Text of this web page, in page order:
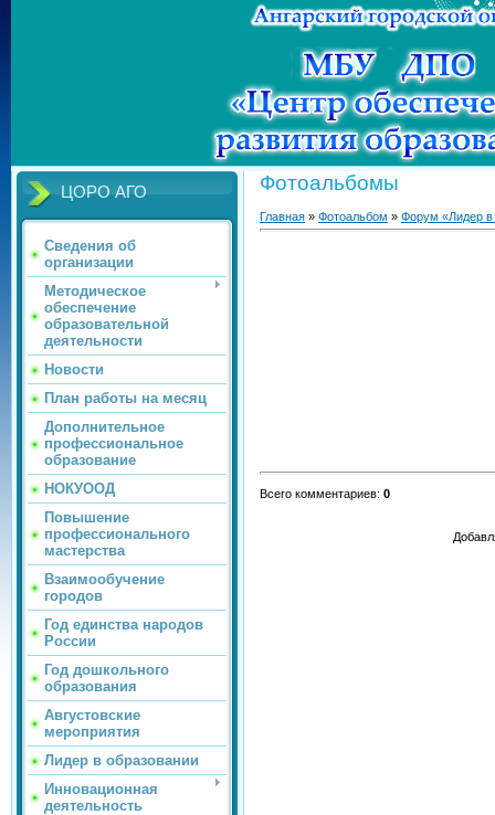
ЦОРО АГО
Сведения об
организации
Методическое
обеспечение
образовательной
деятельности
Новости
План работы на месяц
Дополнительное
профессиональное
образование
НОКУООД
Повышение
профессионального
мастерства
Взаимообучение
городов
Год единства народов
России
Год дошкольного
образования
Августовские
мероприятия
Лидер в образовании
Инновационная
деятельность
Фотоальбомы
Главная » Фотоальбом » Форум «Лидер в
Всего комментариев: 0